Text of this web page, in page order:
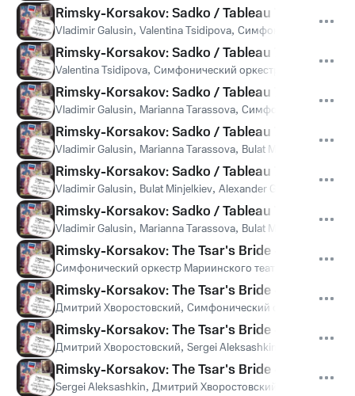
Rimsky-Korsakov: Sadko / Tableau 7 -
Vladimir Galusin, Valentina Tsidipova, Симфонический
Rimsky-Korsakov: Sadko / Tableau 7 - "Son pa
Valentina Tsidipova, Симфонический оркестр Мариинского
Rimsky-Korsakov: Sadko / Tableau 7 - "Oh,
Vladimir Galusin, Marianna Tarassova, Симфонический
Rimsky-Korsakov: Sadko / Tableau 7 - "A i
Vladimir Galusin, Marianna Tarassova, Bulat Minjelkiev
Rimsky-Korsakov: Sadko / Tableau 7 - "F
Vladimir Galusin, Bulat Minjelkiev, Alexander Gergalov
Rimsky-Korsakov: Sadko / Tableau 7 - "Slava
Vladimir Galusin, Marianna Tarassova, Bulat Minjelkiev
Rimsky-Korsakov: The Tsar's Bride - original
Симфонический оркестр Мариинского театра
Rimsky-Korsakov: The Tsar's Bride - original
Дмитрий Хворостовский, Симфонический оркестр
Rimsky-Korsakov: The Tsar's Bride - original
Дмитрий Хворостовский, Sergei Aleksashkin
Rimsky-Korsakov: The Tsar's Bride - original
Sergei Aleksashkin, Дмитрий Хворостовский